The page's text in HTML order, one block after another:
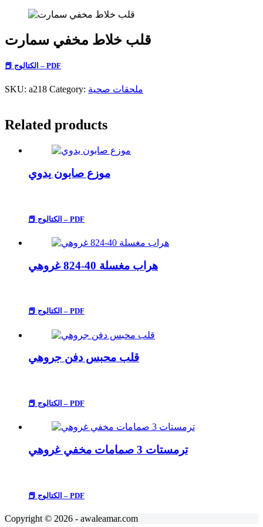
قلب خلاط مخفي سمارت
📕 الكتالوج – PDF
SKU: a218 Category: ملحقات صحية
Related products
موزع صابون يدوي
📕 الكتالوج – PDF
هراب مغسلة 40-824 غروهي
📕 الكتالوج – PDF
قلب محبس دفن جروهي
📕 الكتالوج – PDF
ترمستات 3 صمامات مخفي غروهي
📕 الكتالوج – PDF
Copyright © 2026 - awaleamar.com